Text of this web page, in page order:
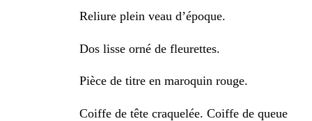
Reliure plein veau d’époque.
Dos lisse orné de fleurettes.
Pièce de titre en maroquin rouge.
Coiffe de tête craquelée. Coiffe de queue